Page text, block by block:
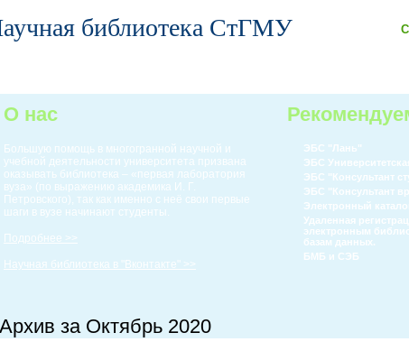
библиотека СтГМУ
О нас
Большую помощь в многогранной научной и
учебной деятельности университета призвана
оказывать библиотека – «первая лаборатория
вуза» (по выражению академика И. Г.
Петровского), так как именно с неё свои первые
шаги в вузе начинают студенты.
Подробнее >>
Научная библиотека в "Вконтакте" >>
ЭБС "Лань"
ЭБС
ЭБС "Консультант
ЭБС "Консультант
Электронный
Удаленная
электронным
базам данных.
БМБ и СЭБ
Архив за Октябрь 2020